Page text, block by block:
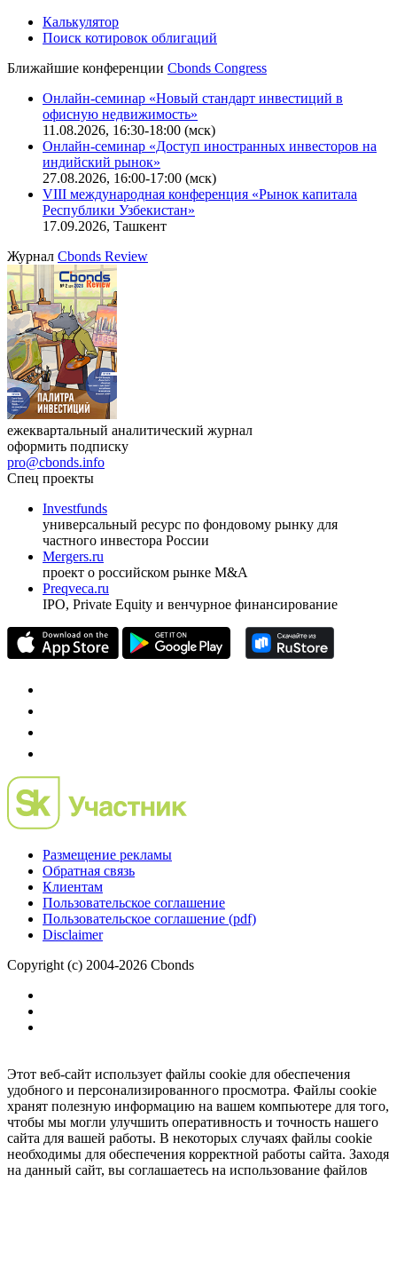
Калькулятор
Поиск котировок облигаций
Ближайшие конференции Cbonds Congress
Онлайн-семинар «Новый стандарт инвестиций в
офисную недвижимость»
11.08.2026, 16:30-18:00 (мск)
Онлайн-семинар «Доступ иностранных инвесторов на
индийский рынок»
27.08.2026, 16:00-17:00 (мск)
VIII международная конференция «Рынок капитала
Республики Узбекистан»
17.09.2026, Ташкент
Журнал Cbonds Review
ежеквартальный аналитический журнал
оформить подписку
pro@cbonds.info
Спец проекты
Investfunds
универсальный ресурс по фондовому рынку для
частного инвестора России
Mergers.ru
проект о российском рынке M&A
Preqveca.ru
IPO, Private Equity и венчурное финансирование
Размещение рекламы
Обратная связь
Клиентам
Пользовательское соглашение
Пользовательское соглашение (pdf)
Disclaimer
Copyright (c) 2004-2026 Cbonds
Этот веб-сайт использует файлы cookie для обеспечения
удобного и персонализированного просмотра. Файлы cookie
хранят полезную информацию на вашем компьютере для того,
чтобы мы могли улучшить оперативность и точность нашего
сайта для вашей работы. В некоторых случаях файлы cookie
необходимы для обеспечения корректной работы сайта. Заходя
на данный сайт, вы соглашаетесь на использование файлов